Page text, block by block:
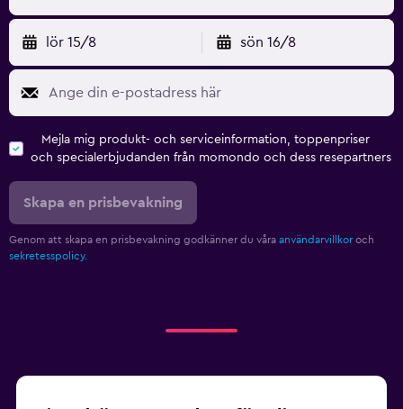
lör 15/8 sön 16/8
Mejla mig produkt- och serviceinformation, toppenpriser
och specialerbjudanden från momondo och dess resepartners
Skapa en prisbevakning
Genom att skapa en prisbevakning godkänner du våra användarvillkor och
sekretesspolicy.